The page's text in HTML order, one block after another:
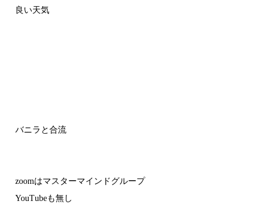
良い天気
バニラと合流
zoomはマスターマインドグループ
YouTubeも無し